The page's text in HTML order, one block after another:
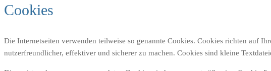
Cookies
Die Internetseiten verwenden teilweise so genannte Cookies. Cookies richten auf
nutzerfreundlicher, effektiver und sicherer zu machen. Cookies sind kleine